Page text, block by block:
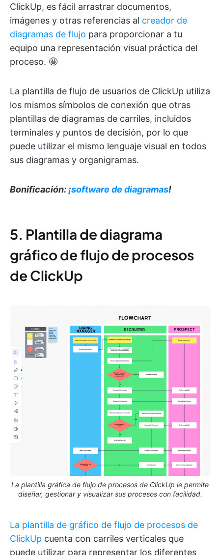
ClickUp, es fácil arrastrar documentos,
imágenes y otras referencias al creador de
diagramas de flujo para proporcionar a tu
equipo una representación visual práctica del
proceso. 🤩
La plantilla de flujo de usuarios de ClickUp utiliza
los mismos símbolos de conexión que otras
plantillas de diagramas de carriles, incluidos
terminales y puntos de decisión, por lo que
puede utilizar el mismo lenguaje visual en todos
sus diagramas y organigramas.
Bonificación: ¡software de diagramas!
5. Plantilla de diagrama
gráfico de flujo de procesos
de ClickUp
La plantilla gráfica de flujo de procesos de ClickUp le permite
diseñar, gestionar y visualizar sus procesos con facilidad.
La plantilla de gráfico de flujo de procesos de
ClickUp cuenta con carriles verticales que
puede utilizar para representar los diferentes